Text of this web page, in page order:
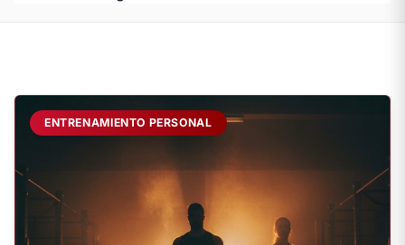
ENTRENAMIENTO PERSONAL